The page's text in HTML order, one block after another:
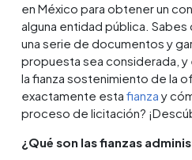
en México para obtener un
alguna entidad pública.
una serie de documentos y
propuesta sea considerada,
la fianza sostenimiento de la
exactamente estafianza y
proceso de licitación?
¿Qué son las fianzas